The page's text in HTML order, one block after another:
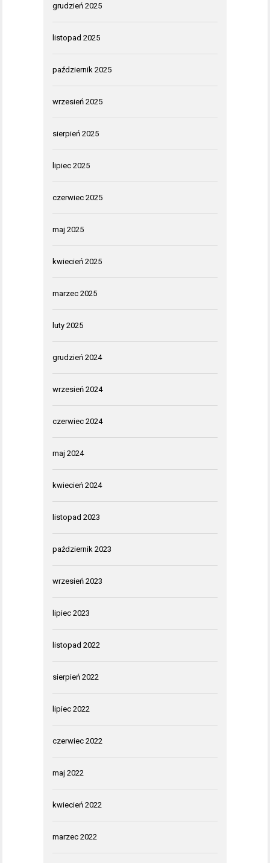
grudzień 2025
listopad 2025
październik 2025
wrzesień 2025
sierpień 2025
lipiec 2025
czerwiec 2025
maj 2025
kwiecień 2025
marzec 2025
luty 2025
grudzień 2024
wrzesień 2024
czerwiec 2024
maj 2024
kwiecień 2024
listopad 2023
październik 2023
wrzesień 2023
lipiec 2023
listopad 2022
sierpień 2022
lipiec 2022
czerwiec 2022
maj 2022
kwiecień 2022
marzec 2022